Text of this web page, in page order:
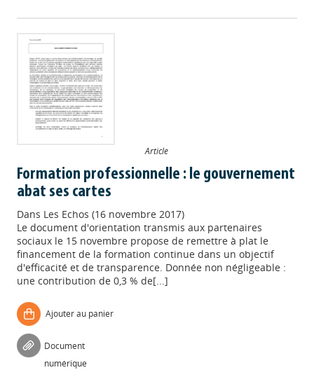
Article
Formation professionnelle : le gouvernement
abat ses cartes
Dans Les Echos (16 novembre 2017)
Le document d'orientation transmis aux partenaires
sociaux le 15 novembre propose de remettre à plat le
financement de la formation continue dans un objectif
d'efficacité et de transparence. Donnée non négligeable :
une contribution de 0,3 % de[...]
Ajouter au panier
Document
numérique